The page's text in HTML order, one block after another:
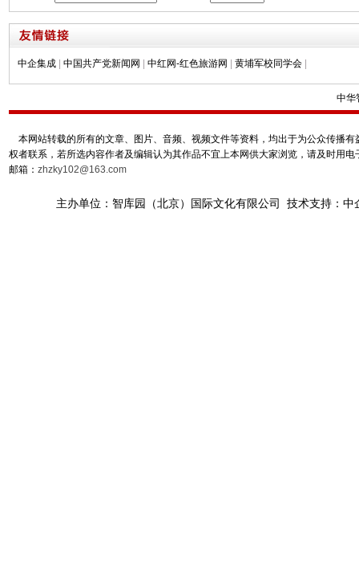
中企集成 | 中国共产党新闻网 | 中红网-红色旅游网 | 黄埔军校同学会 |
中华
本网站转载的所有的文章、图片、音频、视频文件等资料，均出于为公众传播
权者联系，若所选内容作者及编辑认为其作品不宜上本网供大家浏览，请及时用
邮箱： zhzky102@163.com
主办单位：智库园（北京）国际文化有限公司 技术支持：